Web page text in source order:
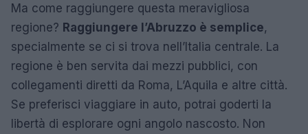
Ma come raggiungere questa meravigliosa
regione? Raggiungere l’Abruzzo è semplice,
specialmente se ci si trova nell’Italia centrale. La
regione è ben servita dai mezzi pubblici, con
collegamenti diretti da Roma, L’Aquila e altre città.
Se preferisci viaggiare in auto, potrai goderti la
libertà di esplorare ogni angolo nascosto. Non